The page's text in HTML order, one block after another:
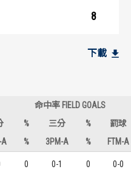
8
6
師大
2
師大
下載
命中率 FIELD GOALS
% 三分 %
罰球
A % 3PM-A % FTM-A
0 0-1 0 0-0